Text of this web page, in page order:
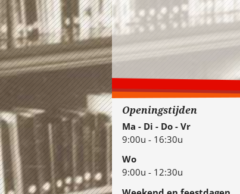
Openingstijden
Ma - Di - Do - Vr
9:00u - 16:30u
Wo
9:00u - 12:30u